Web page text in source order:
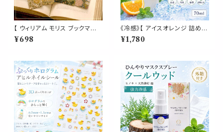
【 ウィリアム モリス ブックマー
ク】5枚セット ゴールド箔 草 鳥
花柄 しおり ボタニカル 栞 絵画
作品 勉強 秋 本 日記 手帳 目印
ギフト プレゼント アンティーク
おしゃれ
¥698
《冷感》【 アイスオレンジ 詰め替
え用 70ml 】マスク & ピロー ア
ロマ｜スイートオレンジ ペパー
臭 静菌 植物由来 約3回分
¥1,780